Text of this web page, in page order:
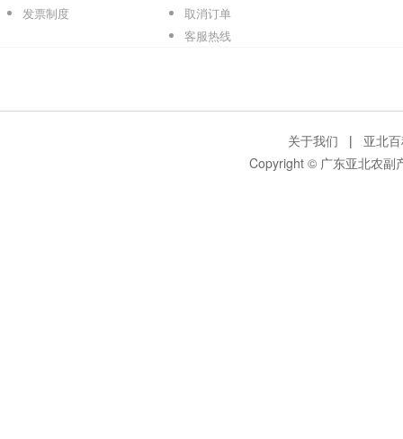
发票制度
取消订单
客服热线
关于我们 | 亚北
Copyright © 广东亚北农副